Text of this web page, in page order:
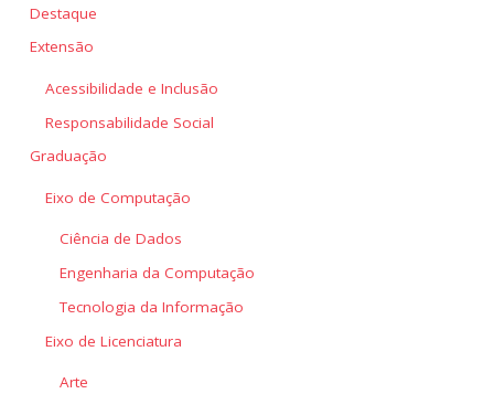
Destaque
Extensão
Acessibilidade e Inclusão
Responsabilidade Social
Graduação
Eixo de Computação
Ciência de Dados
Engenharia da Computação
Tecnologia da Informação
Eixo de Licenciatura
Arte